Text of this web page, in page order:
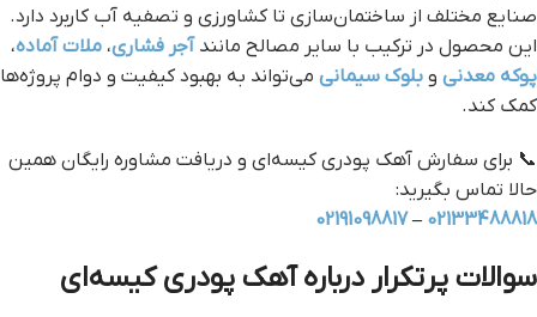
صنایع مختلف از ساختمان‌سازی تا کشاورزی و تصفیه آب کاربرد دارد.
این محصول در ترکیب با سایر مصالح مانند آجر فشاری، ملات آماده،
پوکه معدنی و بلوک سیمانی می‌تواند به بهبود کیفیت و دوام پروژه‌ها
کمک کند.
📞 برای سفارش آهک پودری کیسه‌ای و دریافت مشاوره رایگان همین
حالا تماس بگیرید:
02133488818
–
02191098817
سوالات پرتکرار درباره آهک پودری کیسه‌ای